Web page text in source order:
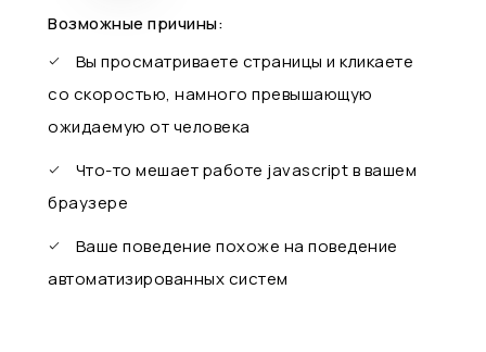
Возможные причины:
Вы просматриваете страницы и кликаете
со скоростью, намного превышающую
ожидаемую от человека
Что-то мешает работе javascript в вашем
браузере
Ваше поведение похоже на поведение
автоматизированных систем